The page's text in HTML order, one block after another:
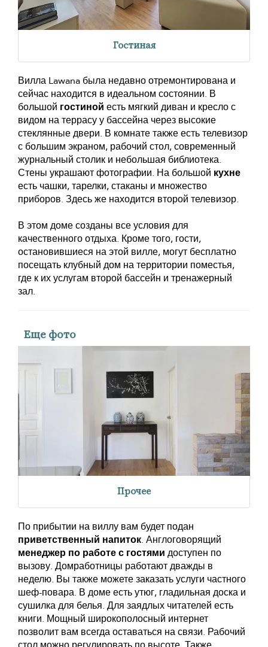
Гостиная
Вилла Lawana была недавно отремонтирована и
сейчас находится в идеальном состоянии. В
большой гостиной есть мягкий диван и кресло с
видом на террасу у бассейна через высокие
стеклянные двери. В комнате также есть телевизор
с большим экраном, рабочий стол, современный
журнальный столик и небольшая библиотека.
Стены украшают фотографии. На большой кухне
есть чашки, тарелки, стаканы и множество
приборов. Здесь же находится второй телевизор.
В этом доме созданы все условия для
качественного отдыха. Кроме того, гости,
остановившиеся на этой вилле, могут бесплатно
посещать клубный дом на территории поместья,
где к их услугам второй бассейн и тренажерный
зал.
Еще фото
Прочее
По прибытии на виллу вам будет подан
приветственный напиток. Англоговорящий
менеджер по работе с гостями доступен по
вызову. Домработницы работают дважды в
неделю. Вы также можете заказать услуги частного
шеф-повара. В доме есть утюг, гладильная доска и
сушилка для белья. Для заядлых читателей есть
книги. Мощный широкополосный интернет
позволит вам всегда оставаться на связи. Рабочий